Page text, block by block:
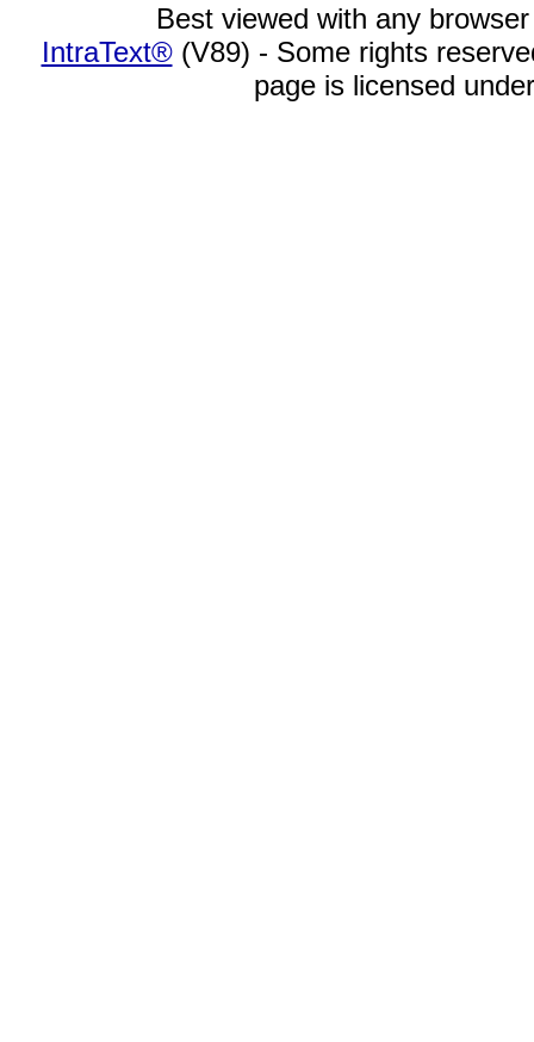
Best viewed with any
IntraText®(V89) - Some rights
page is licensed